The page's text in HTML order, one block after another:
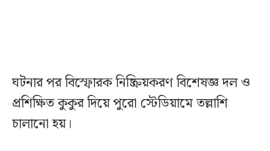
ঘটনার পর বিস্ফোরক নিষ্ক্রিয়করণ বিশেষজ্ঞ দল ও
প্রশিক্ষিত কুকুর দিয়ে পুরো স্টেডিয়ামে তল্লাশি
চালানো হয়।